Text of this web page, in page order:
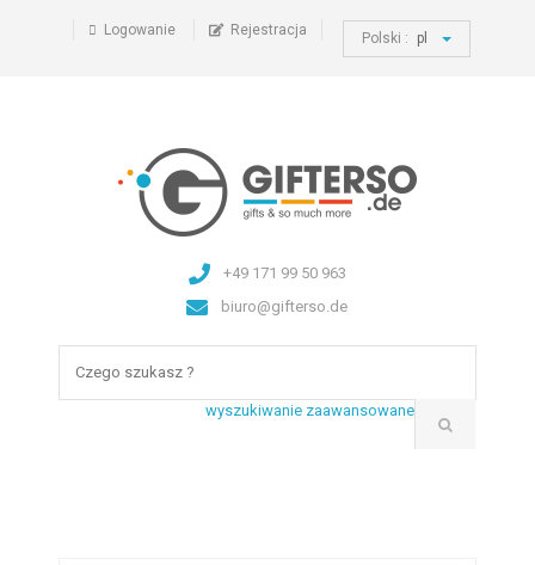
Logowanie Rejestracja Polski : pl
+49 171 99 50 963
biuro@gifterso.de
wyszukiwanie zaawansowane